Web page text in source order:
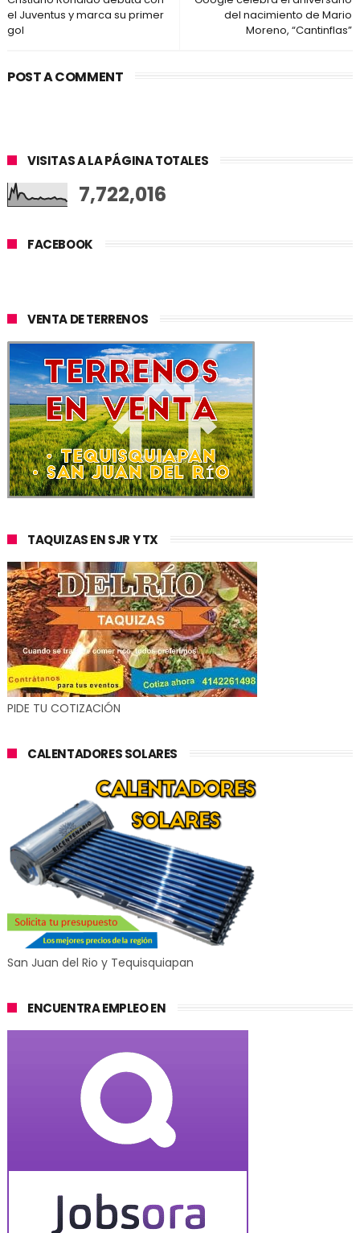
del nacimiento de Mario
Moreno, “Cantinflas”
el Juventus y marca su primer
gol
POST A COMMENT
VISITAS A LA PÁGINA TOTALES
7,722,016
FACEBOOK
VENTA DE TERRENOS
TAQUIZAS EN SJR Y TX
PIDE TU COTIZACIÓN
CALENTADORES SOLARES
San Juan del Rio y Tequisquiapan
ENCUENTRA EMPLEO EN